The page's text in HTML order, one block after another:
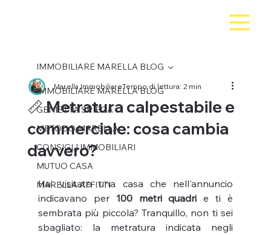
IMMOBILIARE MARELLA BLOG
GENIETTA SPIEGA
METODO MARELLA
CONSIGLI IMMOBILIARI
MUTUO CASA
MARELLA AFFITTI
IMMOBILIARE MARELLA BLOG
📏 Metratura calpestabile e
commerciale: cosa cambia
davvero?
Marella ImmobiliareTempo di lettura: 2 min
Hai visitato una casa che nell'annuncio
indicavano per 100 metri quadri e ti è
sembrata più piccola? Tranquillo, non ti sei
sbagliato: la metratura indicata negli